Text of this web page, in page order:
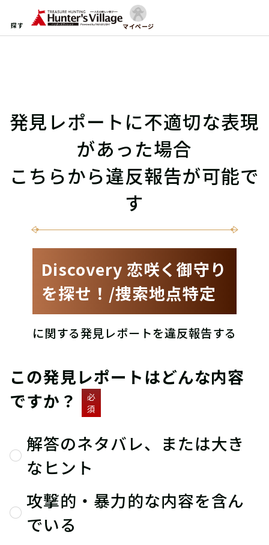
探す マイページ
発見レポートに不適切な表現
があった場合
こちらから違反報告が可能で
す
Discovery 恋咲く御守り
を探せ！/捜索地点特定
に関する発見レポートを違反報告する
この発見レポートはどんな内容
ですか？
必
須
解答のネタバレ、または大き
なヒント
攻撃的・暴力的な内容を含ん
でいる